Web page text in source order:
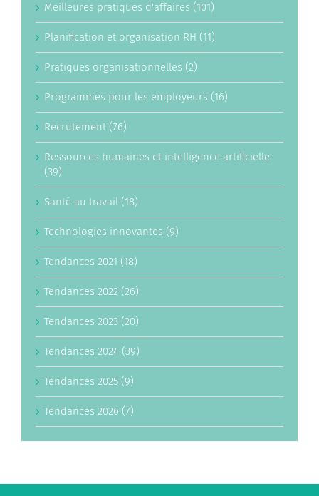
Meilleures pratiques d'affaires (101)
Planification et organisation RH (11)
Pratiques organisationnelles (2)
Programmes pour les employeurs (16)
Recrutement (76)
Ressources humaines et intelligence artificielle
(39)
Santé au travail (18)
Technologies innovantes (9)
Tendances 2021 (18)
Tendances 2022 (26)
Tendances 2023 (20)
Tendances 2024 (39)
Tendances 2025 (9)
Tendances 2026 (7)